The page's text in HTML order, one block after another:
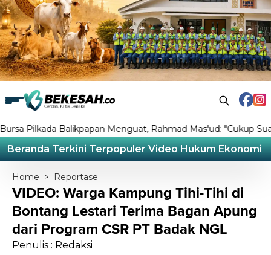
Balikpapan Menguat, Rahmad Mas'ud: "Cukup Suaminya
Beranda Terkini Terpopuler Video Hukum Ekonomi
Home > Reportase
VIDEO: Warga Kampung Tihi-Tihi di
Bontang Lestari Terima Bagan Apung
dari Program CSR PT Badak NGL
Penulis : Redaksi